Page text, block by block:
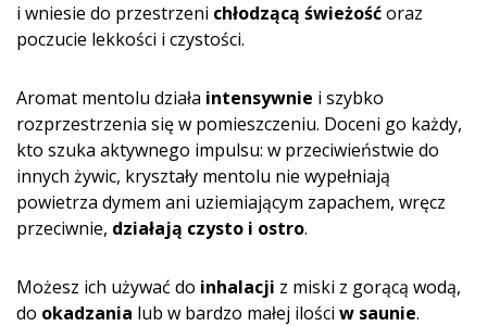
i wniesie do przestrzeni chłodzącą świeżośćoraz
poczucie lekkości i czystości.
Aromat mentolu działa intensywnie i szybko
rozprzestrzenia się w pomieszczeniu. Doceni go każdy,
kto szuka aktywnego impulsu: w przeciwieństwie do
innych żywic, kryształy mentolu nie wypełniają
powietrza dymem ani uziemiającym zapachem, wręcz
przeciwnie, działają czysto i ostro.
Możesz ich używać do inhalacji z miski z gorącą wodą,
do okadzania lub w bardzo małej ilości w saunie.